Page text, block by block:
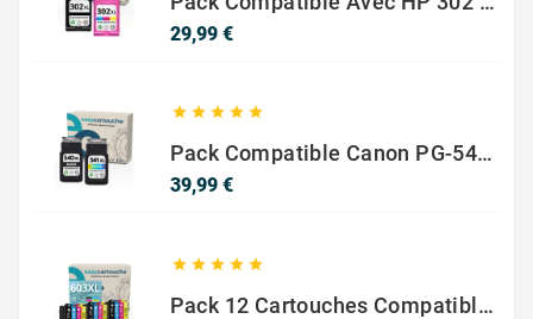
29,99 €Prix
    
Pack Compatible Canon PG-540 XL / CL-541 XL – Noir & Couleur – Haute Capacité
39,99 €Prix
    
Pack 12 Cartouches Compatible EPSON 603XL